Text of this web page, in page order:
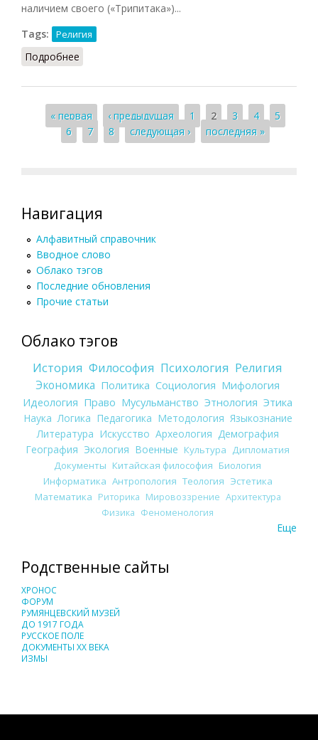
наличием своего («Трипитака»)...
Tags:
Религия
Подробнее
Страницы
« первая ‹ предыдущая 1 2 3 4
5
6
7 8 следующая › последняя »
Навигация
Алфавитный справочник
Вводное слово
Облако тэгов
Последние обновления
Прочие статьи
Облако тэгов
История Философия Психология Религия
Экономика Политика Социология Мифология
Идеология Право Мусульманство Этнология Этика
Наука Логика Педагогика Методология Языкознание
Литература Искусство Археология Демография
География Экология Военные Культура
Дипломатия
Документы Китайская философия Биология
Информатика Антропология Теология Эстетика
Математика Риторика Мировоззрение Архитектура
Физика Феноменология
Еще
Родственные сайты
ХРОНОС
ФОРУМ
РУМЯНЦЕВСКИЙ МУЗЕЙ
ДО 1917 ГОДА
РУССКОЕ ПОЛЕ
ДОКУМЕНТЫ XX ВЕКА
ИЗМЫ